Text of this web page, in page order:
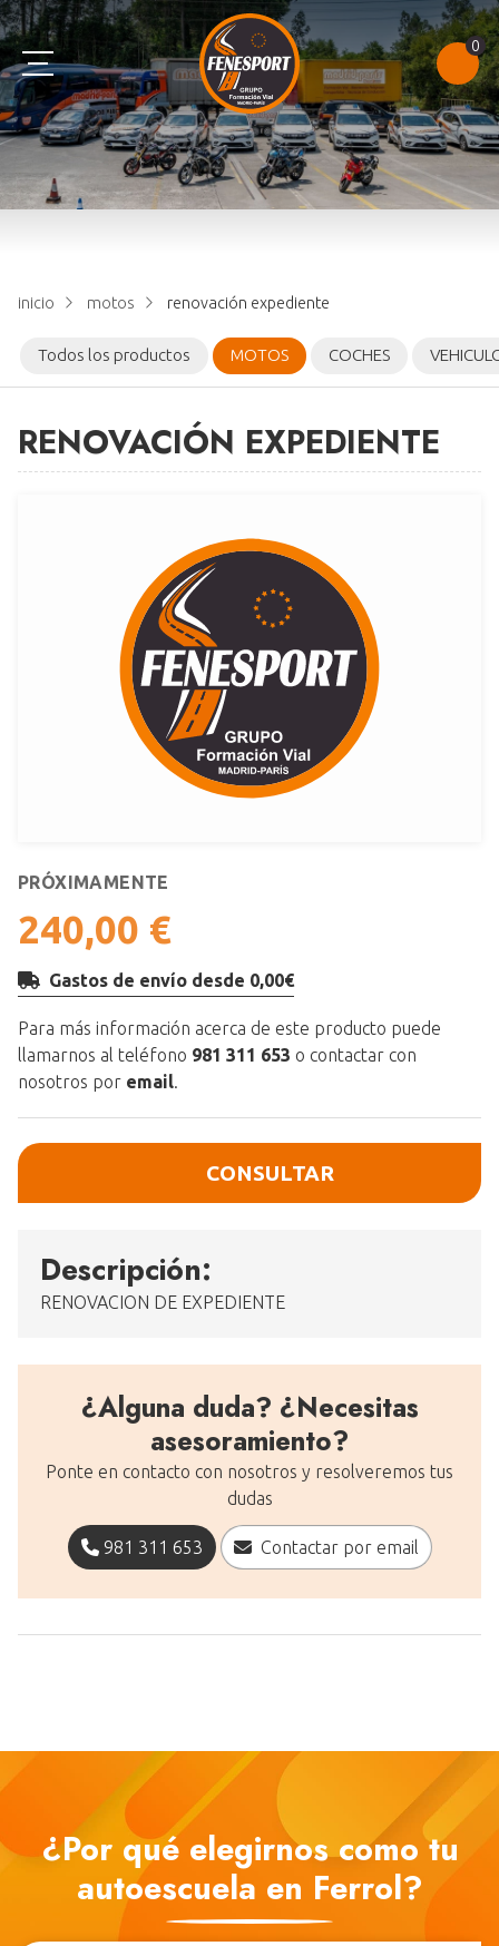
AM
B
C
TEST
0
inicio motos renovación expediente
Todos los productos MOTOS COCHES
RENOVACIÓN EXPEDIENTE
PRÓXIMAMENTE
240,00 €
Gastos de envío desde 0,00€
Para más información acerca de este producto puede
llamarnos al teléfono 981 311 653 o contactar con
nosotros por email.
CONSULTAR
Descripción:
RENOVACION DE EXPEDIENTE
¿Alguna duda? ¿Necesitas
asesoramiento?
Ponte en contacto con nosotros y resolveremos tus
dudas
981 311 653 Contactar por email
¿Por qué elegirnos como tu
autoescuela en Ferrol?